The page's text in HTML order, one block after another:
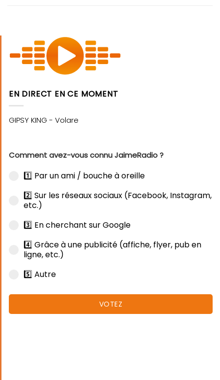
EN DIRECT EN CE MOMENT
Comment avez-vous connu JaimeRadio ?
1️⃣ Par un ami / bouche à oreille
2️⃣ Sur les réseaux sociaux (Facebook, Instagram,
etc.)
3️⃣ En cherchant sur Google
4️⃣ Grâce à une publicité (affiche, flyer, pub en
ligne, etc.)
5️⃣ Autre
VOTEZ